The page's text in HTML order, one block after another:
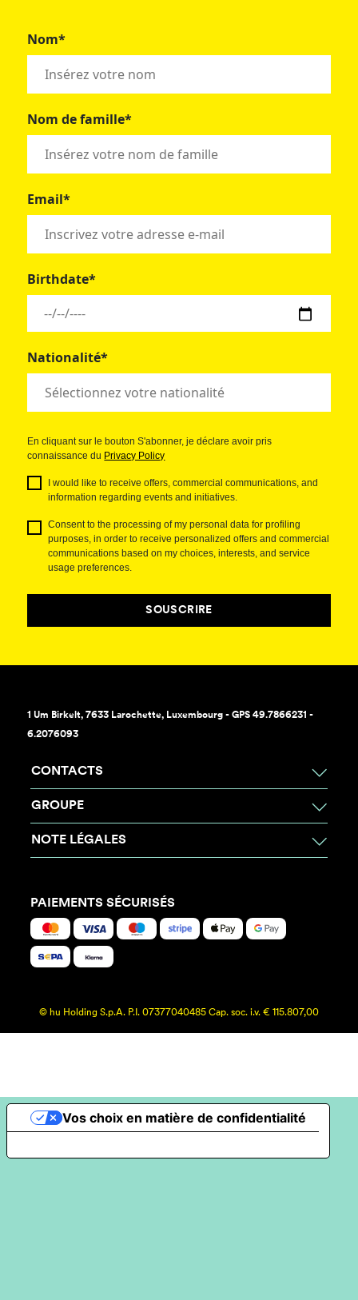
Nom*
Nom de famille*
Email*
Birthdate*
Nationalité*
En cliquant sur le bouton S'abonner, je déclare avoir pris
connaissance du Privacy Policy
I would like to receive offers, commercial communications, and
information regarding events and initiatives.
Consent to the processing of my personal data for profiling
purposes, in order to receive personalized offers and commercial
communications based on my choices, interests, and service
usage preferences.
SOUSCRIRE
1 Um Birkelt, 7633 Larochette, Luxembourg - GPS 49.7866231 -
6.2076093
CONTACTS
GROUPE
NOTE LÉGALES
PAIEMENTS SÉCURISÉS
© hu Holding S.p.A. P.I. 07377040485 Cap. soc. i.v. € 115.807,00
Vos choix en matière de confidentialité